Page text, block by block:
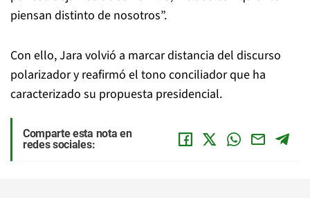
piensan distinto de nosotros”.
Con ello, Jara volvió a marcar distancia del discurso
polarizador y reafirmó el tono conciliador que ha
caracterizado su propuesta presidencial.
Comparte esta nota en
redes sociales: